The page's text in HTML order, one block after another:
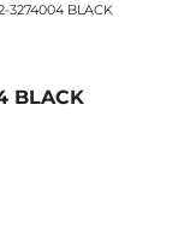
3274004 BLACK
BLACK